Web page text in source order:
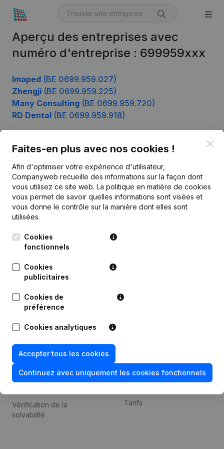
Aperçu des entreprises avec
numéro d'entreprise : 699959xxx
Imaped (BE 0699.959.027)
Zhengji (BE 0699.959.225)
Many Consulting (BE 0699.959.720)
RD Dental (BE 0699.959.918)
Faites-en plus avec nos cookies !
Afin d'optimiser votre expérience d'utilisateur,
Companyweb recueille des informations sur la façon dont
vous utilisez ce site web. La politique en matière de cookies
vous permet de savoir quelles informations sont visées et
vous donne le contrôle sur la manière dont elles sont
utilisées.
Cookies
fonctionnels
Cookies
publicitaires
Cookies de
préférence
Cookies analytiques
Accepter tous les cookies
Continuez avec uniquement les cookies fonctionnels
Français
Leuvensesteenweg
248D,
Produit
Informations d’entreprise
Monitoring
Recherche internationale
Thème
de la fraude
Consulter des comptes
annuels
Recherche de numéro de
Vérification de la
solvabilité
Contact
Tarifs